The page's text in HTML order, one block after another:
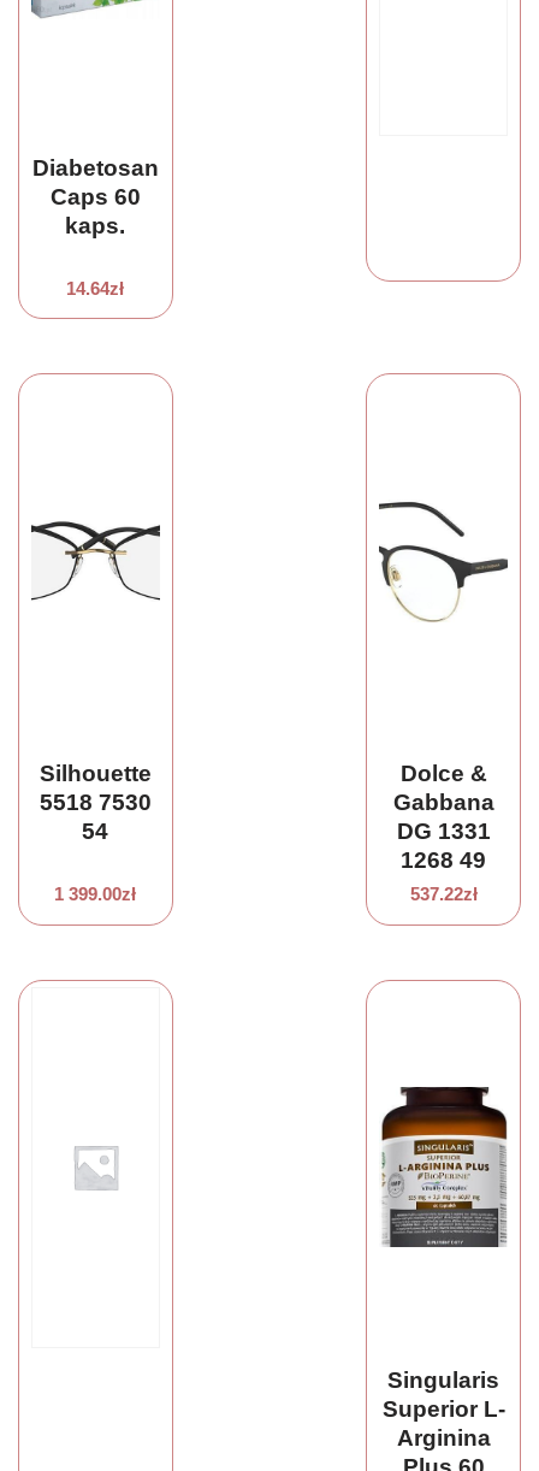
Diabetosan
Caps 60
kaps.
14.64zł
Silhouette
5518 7530
54
1 399.00zł
Dolce &
Gabbana
DG 1331
1268 49
537.22zł
Singularis
Superior L-
Arginina